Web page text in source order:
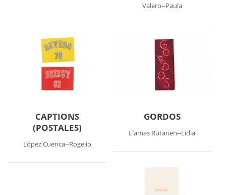
Valero--Paula
CAPTIONS
(POSTALES)
López Cuenca--Rogelio
GORDOS
Llamas Rutanen--Lidia